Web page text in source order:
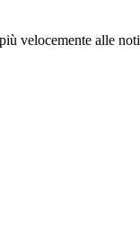
velocemente alle